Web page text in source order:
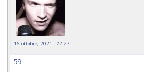
16 ottobre, 2021 - 22:27
59